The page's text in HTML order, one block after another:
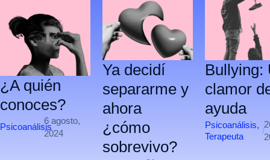
¿A quién
conoces?
Psicoanálisis
/
6 agosto,
2024
Ya decidí
separarme y
ahora
¿cómo
sobrevivo?
Bullying:
clamor
ayuda
Psicoanálisis,
Terapeuta
/